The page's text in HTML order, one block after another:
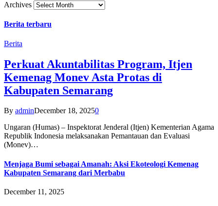
Archives
Berita terbaru
Berita
Perkuat Akuntabilitas Program, Itjen
Kemenag Monev Asta Protas di
Kabupaten Semarang
By adminDecember 18, 20250
Ungaran (Humas) – Inspektorat Jenderal (Itjen) Kementerian Agama
Republik Indonesia melaksanakan Pemantauan dan Evaluasi
(Monev)…
Menjaga Bumi sebagai Amanah: Aksi Ekoteologi Kemenag
Kabupaten Semarang dari Merbabu
December 11, 2025